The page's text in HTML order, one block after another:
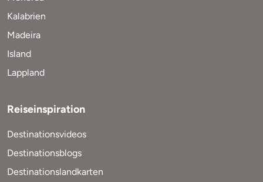
Kalabrien
Madeira
Island
Lappland
Reiseinspiration
Destinationsvideos
Destinationsblogs
Destinationslandkarten